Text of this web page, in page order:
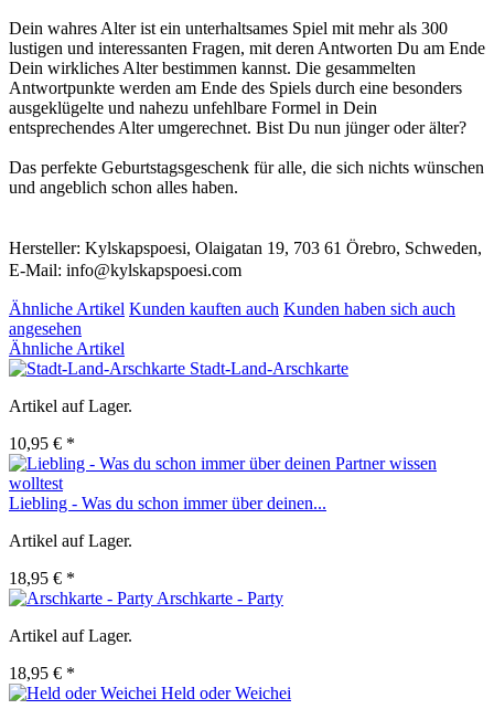
Dein wahres Alter ist ein unterhaltsames Spiel mit mehr als 300
lustigen und interessanten Fragen, mit deren Antworten Du am Ende
Dein wirkliches Alter bestimmen kannst. Die gesammelten
Antwortpunkte werden am Ende des Spiels durch eine besonders
ausgeklügelte und nahezu unfehlbare Formel in Dein
entsprechendes Alter umgerechnet. Bist Du nun jünger oder älter?
Das perfekte Geburtstagsgeschenk für alle, die sich nichts wünschen
und angeblich schon alles haben.
Hersteller: Kylskapspoesi, Olaigatan 19, 703 61 Örebro, Schweden,
E-Mail: info@kylskapspoesi.com
Ähnliche Artikel Kunden kauften auch Kunden haben sich auch
angesehen
Ähnliche Artikel
Stadt-Land-Arschkarte
Artikel auf Lager.
10,95 € *
Liebling - Was du schon immer über deinen...
Artikel auf Lager.
18,95 € *
Arschkarte - Party
Artikel auf Lager.
18,95 € *
Held oder Weichei